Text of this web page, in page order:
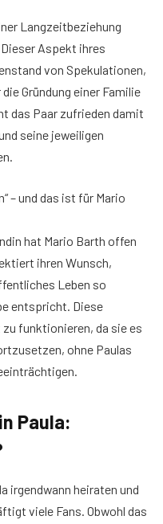
Langzeitbeziehung
Aspekt ihres
von Spekulationen,
Gründung einer Familie
das Paar zufrieden damit
seine jeweiligen
– und das ist für Mario
hat Mario Barth offen
ihren Wunsch,
Leben so
entspricht. Diese
funktionieren, da sie es
ohne Paulas
Paula:
irgendwann heiraten und
viele Fans. Obwohl das